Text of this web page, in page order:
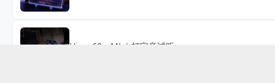
Hiper68—ML｜打字音试听